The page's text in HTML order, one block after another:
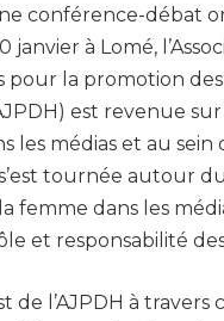
conférence-débat
janvier à Lomé,
pour la promotion
est revenue
les médias et au sein
tournée autour
la femme dans les
et responsabilité
de l’AJPDH à travers